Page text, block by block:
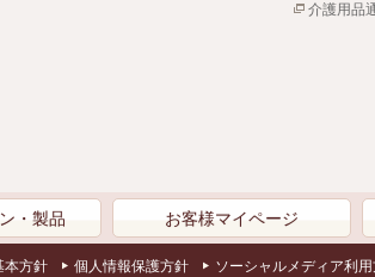
介護用品
・製品 お客様マイページ
本方針 個人情報保護方針 ソーシャルメディア利